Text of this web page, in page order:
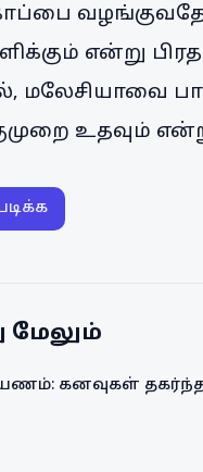
என்று
மலேசியாவை
உதவும்
மேலும்
கனவுகள்